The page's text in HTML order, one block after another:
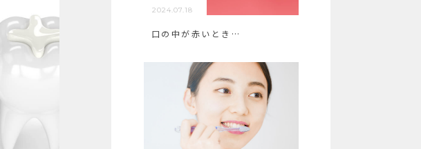
2024.07.18
口の中が赤いとき…